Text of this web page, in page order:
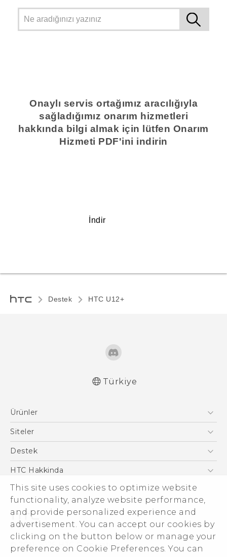
This site uses cookies to optimize website
functionality, analyze website performance,
and provide personalized experience and
advertisement. You can accept our cookies by
clicking on the button below or manage your
preference on Cookie Preferences. You can
Onaylı servis ortağımız aracılığıyla
sağladığımız onarım hizmetleri
hakkında bilgi almak için lütfen Onarım
Hizmeti PDF'ini indirin
İndir
Destek HTC U12+‎
Türkiye
Ürünler
Akıllı Telefonlar
VIVE
Siteler
HTC Dev
Destek
Destek Merkezi
HTC Hakkinda
ESG
Yatırımcı (İNGİLİZCE)
Gizlilik Politikası
Ürün Güvenliği
Cookie Preferences
© 2011-2026 HTC Corporation